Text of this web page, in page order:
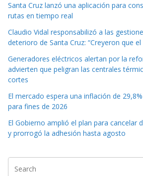
Santa Cruz lanzó una aplicación para
rutas en tiempo real
Claudio Vidal responsabilizó a las
deterioro de Santa Cruz: “Creyeron que
Generadores eléctricos alertan por la
advierten que peligran las centrales
cortes
El mercado espera una inflación de
para fines de 2026
El Gobierno amplió el plan para cancelar
y prorrogó la adhesión hasta agosto